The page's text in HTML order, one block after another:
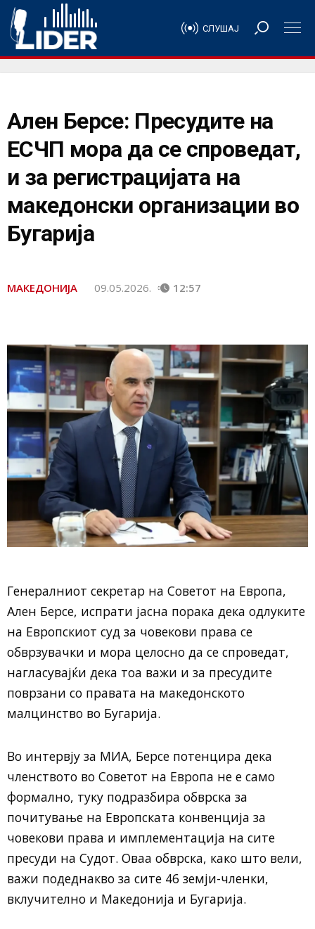
СЛУШАЈ
Ален Берсе: Пресудите на
ЕСЧП мора да се спроведат,
и за регистрацијата на
македонски организации во
Бугарија
МАКЕДОНИЈА 09.05.2026. 12:57
Генералниот секретар на Советот на Европа,
Ален Берсе, испрати јасна порака дека одлуките
на Европскиот суд за човекови права се
обврзувачки и мора целосно да се спроведат,
нагласувајќи дека тоа важи и за пресудите
поврзани со правата на македонското
малцинство во Бугарија.
Во интервју за МИА, Берсе потенцира дека
членството во Советот на Европа не е само
формално, туку подразбира обврска за
почитување на Европската конвенција за
човекови права и имплементација на сите
пресуди на Судот. Оваа обврска, како што вели,
важи подеднакво за сите 46 земји-членки,
вклучително и Македонија и Бугарија.